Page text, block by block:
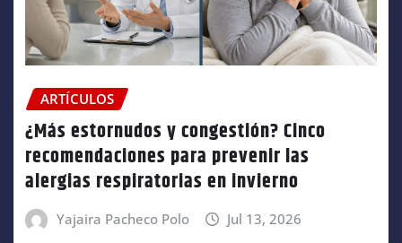
ARTÍCULOS
¿Más estornudos y congestión? Cinco
recomendaciones para prevenir las
alergias respiratorias en invierno
Yajaira Pacheco Polo Jul 13, 2026